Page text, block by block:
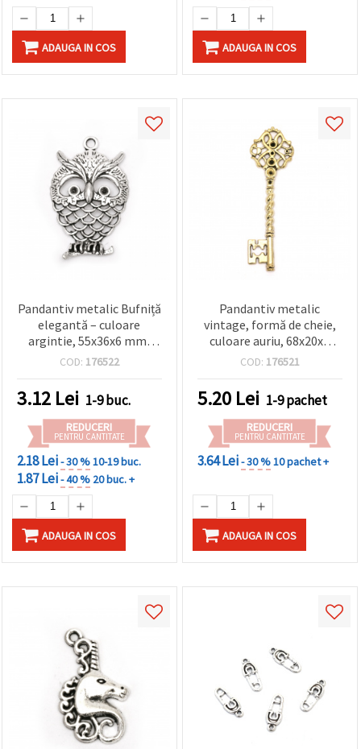
ADAUGA IN COS ADAUGA IN COS
Pandantiv metalic Bufniță
elegantă – culoare
argintie, 55x36x6 mm,
gaură 4 mm – perfect
COD: 176522
3.12 Lei 1-9 buc.
REDUCERI
PENTRU CANTITATE
2.18 Lei- 30 %10-19 buc.
1.87 Lei- 40 % 20 buc. +
ADAUGA IN COS
Pandantiv metalic
vintage, formă de cheie,
culoare auriu, 68x20x2
mm, 4 buc
COD: 176521
5.20 Lei 1-9 pachet
REDUCERI
PENTRU CANTITATE
3.64 Lei- 30 %10 pachet +
ADAUGA IN COS